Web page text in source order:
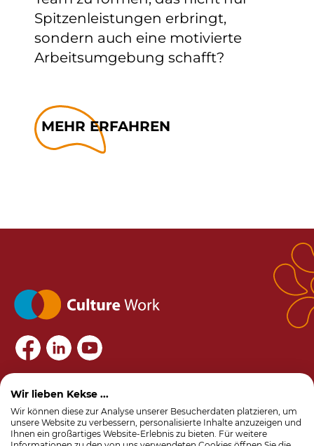
Spitzenleistungen erbringt,
sondern auch eine motivierte
Arbeitsumgebung schafft?
MEHR ERFAHREN
+49 8171 4288830
Agile Transformation
Wir lieben Kekse ...
Wir können diese zur Analyse unserer Besucherdaten platzieren, um
unsere Website zu verbessern, personalisierte Inhalte anzuzeigen und
Ihnen ein großartiges Website-Erlebnis zu bieten. Für weitere